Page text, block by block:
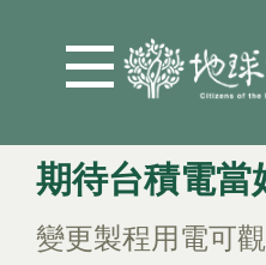
期待台積電當
變更製程用電可